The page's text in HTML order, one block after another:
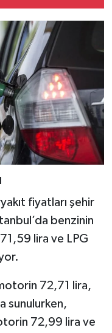
fiyatları şehir
benzinin
lira ve LPG
72,71 lira,
sunulurken,
72,99 lira ve